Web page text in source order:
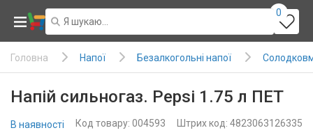
0
Головна Напої Безалкогольні напої
Напій сильногаз. Pepsi 1.75 л ПЕТ
В наявності Код товару: 004593 Штрих код: 4823063126335